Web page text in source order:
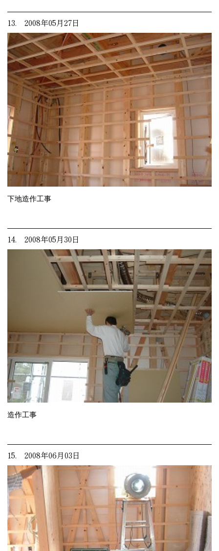
13. 2008年05月27日
下地造作工事
14. 2008年05月30日
造作工事
15. 2008年06月03日